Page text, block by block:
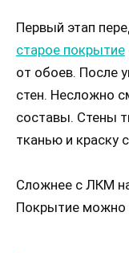
Первый этап
старое покрытие
от обоев. После
стен. Несложно
составы. Стены
тканью и краску
Сложнее с ЛКМ
Покрытие можно